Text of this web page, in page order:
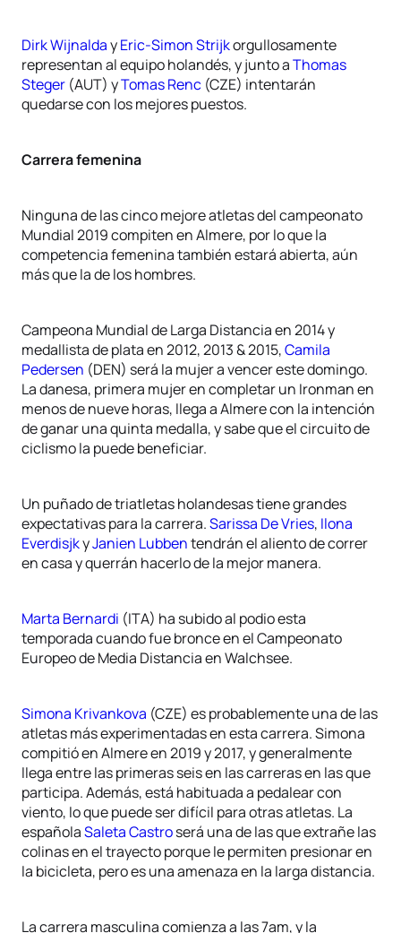
Dirk WijnaldayEric-Simon Strijkorgullosamente
representan al equipo holandés, y junto aThomas
Steger (AUT) yTomas Renc (CZE) intentarán
quedarse con los mejores puestos.
Carrera femenina
Ninguna de las cinco mejore atletas del campeonato
Mundial 2019 compiten en Almere, por lo que la
competencia femenina también estará abierta, aún
más que la de los hombres.
Campeona Mundial de Larga Distancia en 2014 y
medallista de plata en 2012, 2013 & 2015,Camila
Pedersen (DEN) será la mujer a vencer este domingo.
La danesa, primera mujer en completar un Ironman en
menos de nueve horas, llega a Almere con la intención
de ganar una quinta medalla, y sabe que el circuito de
ciclismo la puede beneficiar.
Un puñado de triatletas holandesas tiene grandes
expectativas para la carrera.Sarissa De Vries, Ilona
EverdisjkyJanien Lubbentendrán el aliento de correr
en casa y querrán hacerlo de la mejor manera.
Marta Bernardi (ITA) ha subido al podio esta
temporada cuando fue bronce en el Campeonato
Europeo de Media Distancia en Walchsee.
Simona Krivankova (CZE) es probablemente una de las
atletas más experimentadas en esta carrera. Simona
compitió en Almere en 2019 y 2017, y generalmente
llega entre las primeras seis en las carreras en las que
participa. Además, está habituada a pedalear con
viento, lo que puede ser difícil para otras atletas. La
españolaSaleta Castroserá una de las que extrañe las
colinas en el trayecto porque le permiten presionar en
la bicicleta, pero es una amenaza en la larga distancia.
La carrera masculina comienza a las 7am, y la